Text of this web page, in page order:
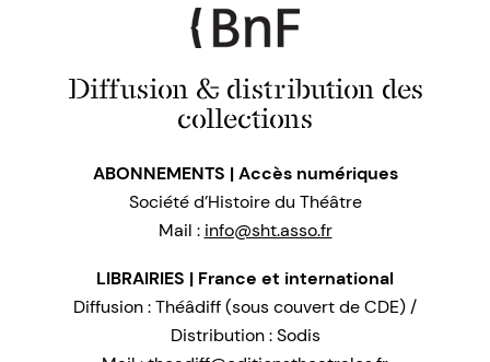
Diffusion & distribution des
collections
ABONNEMENTS | Accès numériques
Société d’Histoire du Théâtre
Mail : info@sht.asso.fr
LIBRAIRIES | France et international
Diffusion : Théâdiff (sous couvert de CDE) /
Distribution : Sodis